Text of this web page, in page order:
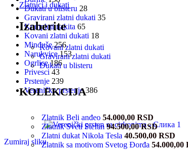
Zlatnici i dukati
Izaberite
Kovani zlatni dukati
Gravirani zlatni dukati
Dukati u blisteru
KOLEKCIJA
Zlatnik Beli anđeo 54.000,00 RSD
Zlatnik Sveti Stefan94.500,00RSD
Zlatni dukat Nikola Tesla 40.500,00 RSD
Zlatnik sa motivom Svetog Đorđa 54.000,00
Dukati u blisteru 28
Gravirani zlatni dukati 35
Kompleti nakita 65
Kovani zlatni dukati 18
Minđuše 256
Narukvice 153
Ogrlice 186
Privesci 43
Prstenje 239
Vereničko prstenje 386
Zumiraj sliku